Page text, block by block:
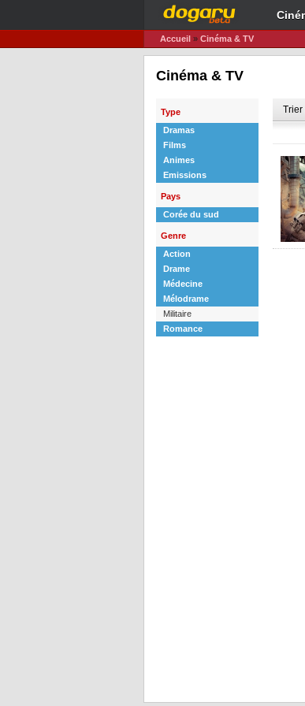
Accueil » Cinéma & TV
Cinéma & TV
Type
Dramas
Films
Animes
Emissions
Pays
Corée du sud
Genre
Action
Drame
Médecine
Mélodrame
Militaire
Romance
Trier